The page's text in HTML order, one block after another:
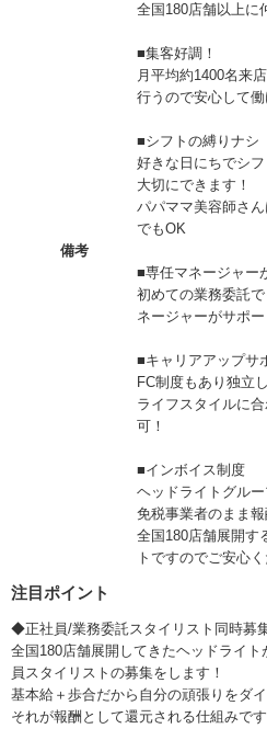
備考
全国180店舗以上に
■集客好調！
月平均約1400名来
行うので安心して
■シフトの縛りナシ
好きな日にちでシ
大切にできます！
パパママ美容師さ
でもOK
■専任マネージャー
初めての業務委託
ネージャーがサポー
■キャリアアップ
FC制度もあり独立
ライフスタイルに
可！
■インボイス制度
ヘッドライトグル
免税事業者のまま報
全国180店舗展開す
トですのでご安心く
注目ポイント
◆正社員/業務委託スタイリスト同時募
全国180店舗展開してきたヘッドライ
員スタイリストの募集をします！
基本給＋歩合だから自分の頑張りをダ
それが報酬として還元される仕組みです